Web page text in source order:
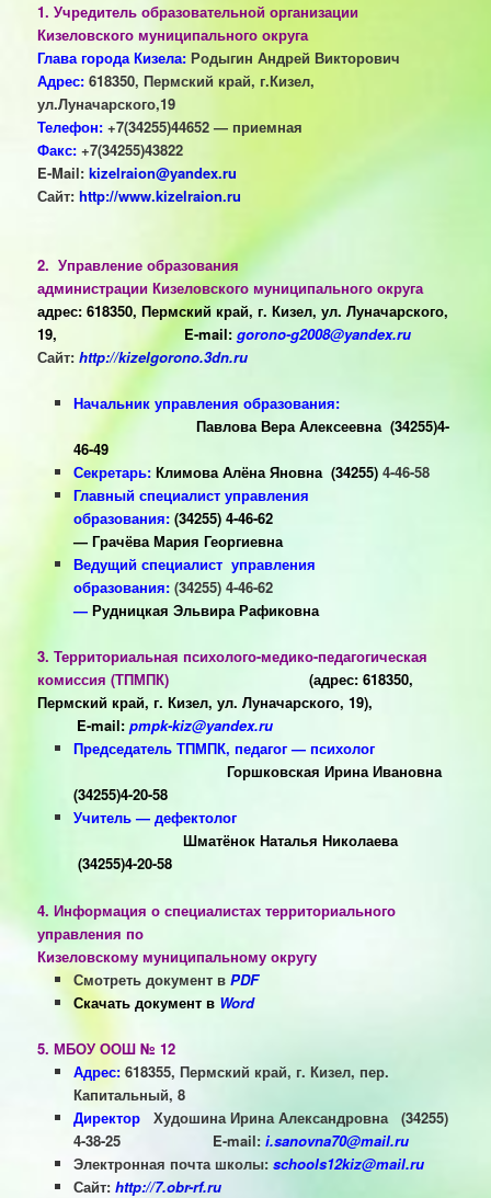
1. Учредитель образовательной организации
Кизеловского муниципального округа
Глава города Кизела: Родыгин Андрей Викторович
Адрес: 618350, Пермский край, г.Кизел,
ул.Луначарского,19
Телефон: +7(34255)44652 — приемная
Факс: +7(34255)43822
E-Mail:kizelraion@yandex.ru
Сайт:http://www.kizelraion.ru
2. Управление образования
администрацииКизеловского муниципального округа
адрес: 618350, Пермский край, г. Кизел, ул. Луначарского,
19,
E-mail: gorono-g2008@yandex.ru
Сайт: http://kizelgorono.3dn.ru
Начальник управления образования:
Павлова Вера Алексеевна(34255)4-
46-49
Секретарь: Климова Алёна Яновна (34255)4-46-58
Главный специалист управления
образования: (34255) 4-46-62
— Грачёва Мария Георгиевна
Ведущий специалист управления
образования: (34255) 4-46-62
— Рудницкая Эльвира Рафиковна
3. Территориальная психолого-медико-педагогическая
комиссия (ТПМПК)
(адрес: 618350,
Пермский край, г. Кизел, ул. Луначарского, 19),
E-mail: pmpk-kiz@yandex.ru
Председатель ТПМПК, педагог — психолог
Горшковская Ирина Ивановна
(34255)4-20-58
Учитель — дефектолог
Шматёнок Наталья Николаева
(34255)4-20-58
4.Информация о специалистах территориального
управления по
Кизеловскому муниципальному округу
Смотреть документ в PDF
Скачать документ в Word
5. МБОУ ООШ № 12
Адрес:618355, Пермский край, г. Кизел, пер.
Капитальный, 8
Директор
Худошина Ирина Александровна (34255)
4-38-25 E-mail: i.sanovna70@mail.ru
Электронная почта школы: schools12kiz@mail.ru
Сайт: http://7.obr-rf.ru